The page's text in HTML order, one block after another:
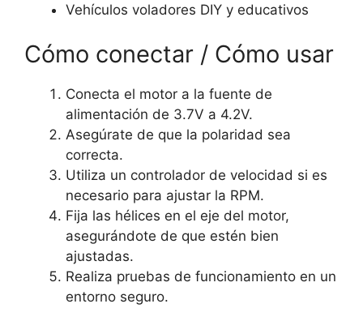
Vehículos voladores DIY y educativos
Cómo conectar / Cómo usar
Conecta el motor a la fuente de
alimentación de 3.7V a 4.2V.
Asegúrate de que la polaridad sea
correcta.
Utiliza un controlador de velocidad si es
necesario para ajustar la RPM.
Fija las hélices en el eje del motor,
asegurándote de que estén bien
ajustadas.
Realiza pruebas de funcionamiento en un
entorno seguro.